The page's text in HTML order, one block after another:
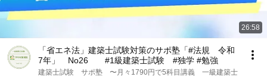
26:58
「省エネ法」建築士試験対策のサポ塾「#法規 令和
7年」 No26 #1級建築士試験 #独学 #勉強
建築士試験 サポ塾 〜月々1790円で5科目講義 一級建築士